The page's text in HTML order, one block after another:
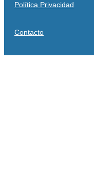
Política Privacidad
Contacto